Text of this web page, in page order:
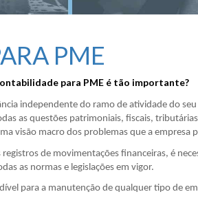
PME
para PME é tão importante?
independente do ramo de atividade do
as questões patrimoniais, fiscais,
visão macro dos problemas que a empresa
de movimentações financeiras, é
as normas e legislações em vigor.
para a manutenção de qualquer tipo de